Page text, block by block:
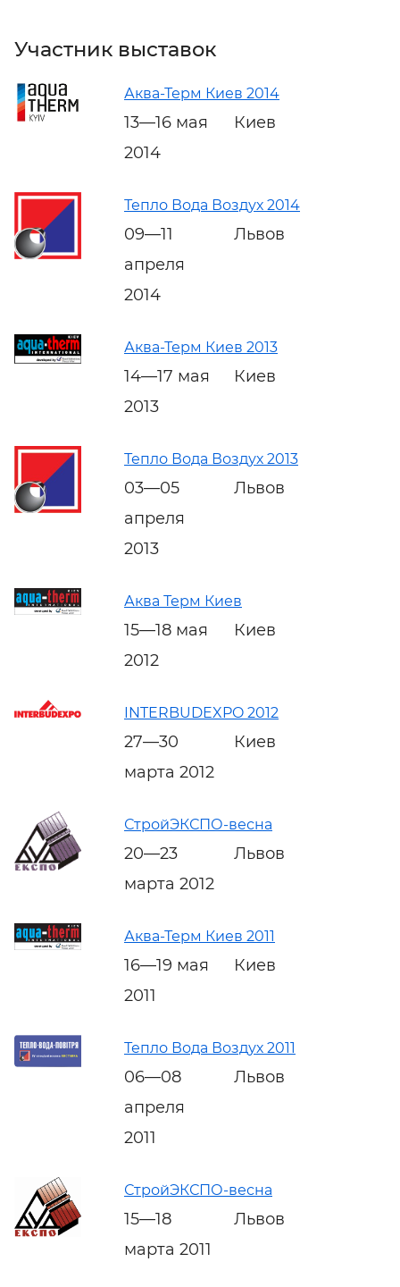
Участник выставок
Аква-Терм Киев 2014
13—16 мая
2014
Киев
Тепло Вода Воздух 2014
09—11
апреля
2014
Львов
Аква-Терм Киев 2013
14—17 мая
2013
Киев
Тепло Вода Воздух 2013
03—05
апреля
2013
Львов
Аква Терм Киев
15—18 мая
2012
Киев
INTERBUDEXPO 2012
27—30
марта 2012
Киев
СтройЭКСПО-весна
20—23
марта 2012
Львов
Аква-Терм Киев 2011
16—19 мая
2011
Киев
Тепло Вода Воздух 2011
06—08
апреля
2011
Львов
СтройЭКСПО-весна
15—18
марта 2011
Львов